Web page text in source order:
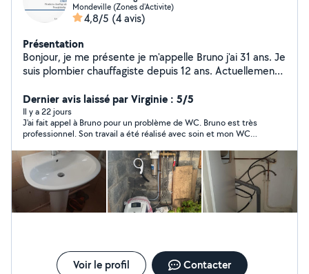
Mondeville (Zones d'Activite)
4,8/5 (4 avis)
Présentation
Bonjour, je me présente je m'appelle Bruno j'ai 31 ans. Je
suis plombier chauffagiste depuis 12 ans. Actuellement
dépannages chaudière les entretiens ainsi que les
dépannages plomberie débouchage.
Dernier avis laissé par Virginie : 5/5
Il y a 22 jours
J'ai fait appel à Bruno pour un problème de WC. Bruno est très
professionnel. Son travail a été réalisé avec soin et mon WC
de faire. Je le recommande sans hésiter pour son sérieux et la
qualité de son travail. Merci encore. Virginie & Tony
Voir le profil Contacter